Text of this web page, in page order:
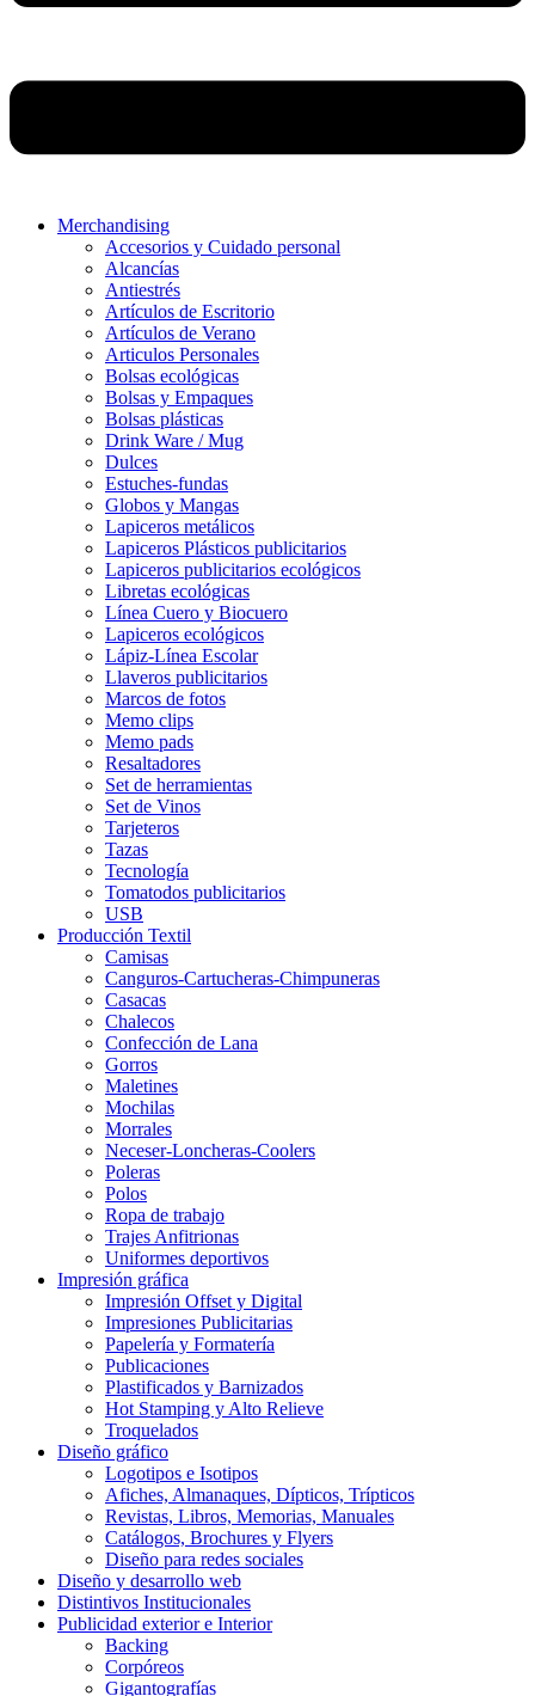
Merchandising
Accesorios y Cuidado personal
Alcancías
Antiestrés
Artículos de Escritorio
Artículos de Verano
Articulos Personales
Bolsas ecológicas
Bolsas y Empaques
Bolsas plásticas
Drink Ware / Mug
Dulces
Estuches-fundas
Globos y Mangas
Lapiceros metálicos
Lapiceros Plásticos publicitarios
Lapiceros publicitarios ecológicos
Libretas ecológicas
Línea Cuero y Biocuero
Lapiceros ecológicos
Lápiz-Línea Escolar
Llaveros publicitarios
Marcos de fotos
Memo clips
Memo pads
Resaltadores
Set de herramientas
Set de Vinos
Tarjeteros
Tazas
Tecnología
Tomatodos publicitarios
USB
Producción Textil
Camisas
Canguros-Cartucheras-Chimpuneras
Casacas
Chalecos
Confección de Lana
Gorros
Maletines
Mochilas
Morrales
Neceser-Loncheras-Coolers
Poleras
Polos
Ropa de trabajo
Trajes Anfitrionas
Uniformes deportivos
Impresión gráfica
Impresión Offset y Digital
Impresiones Publicitarias
Papelería y Formatería
Publicaciones
Plastificados y Barnizados
Hot Stamping y Alto Relieve
Troquelados
Diseño gráfico
Logotipos e Isotipos
Afiches, Almanaques, Dípticos, Trípticos
Revistas, Libros, Memorias, Manuales
Catálogos, Brochures y Flyers
Diseño para redes sociales
Diseño y desarrollo web
Distintivos Institucionales
Publicidad exterior e Interior
Backing
Corpóreos
Gigantografías